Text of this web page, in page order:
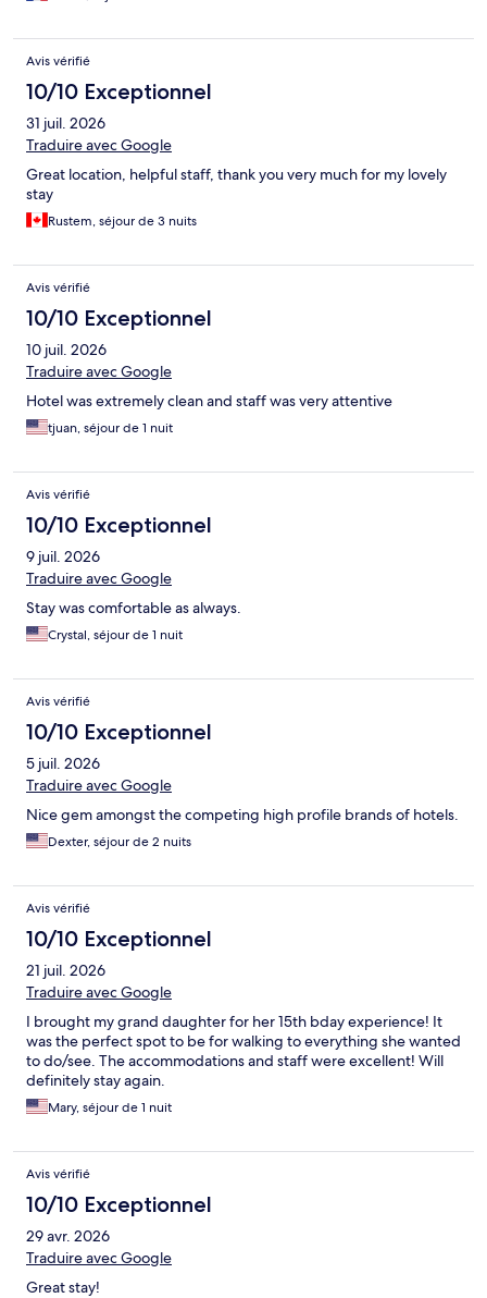
Avis vérifié
10/10 Exceptionnel
31 juil. 2026
Traduire avec Google
Great location, helpful staff, thank you very much for my lovely
stay
Rustem, séjour de 3 nuits
Avis vérifié
10/10 Exceptionnel
10 juil. 2026
Traduire avec Google
Hotel was extremely clean and staff was very attentive
tjuan, séjour de 1 nuit
Avis vérifié
10/10 Exceptionnel
9 juil. 2026
Traduire avec Google
Stay was comfortable as always.
Crystal, séjour de 1 nuit
Avis vérifié
10/10 Exceptionnel
5 juil. 2026
Traduire avec Google
Nice gem amongst the competing high profile brands of hotels.
Dexter, séjour de 2 nuits
Avis vérifié
10/10 Exceptionnel
21 juil. 2026
Traduire avec Google
I brought my grand daughter for her 15th bday experience! It
was the perfect spot to be for walking to everything she wanted
to do/see. The accommodations and staff were excellent! Will
definitely stay again.
Mary, séjour de 1 nuit
Avis vérifié
10/10 Exceptionnel
29 avr. 2026
Traduire avec Google
Great stay!